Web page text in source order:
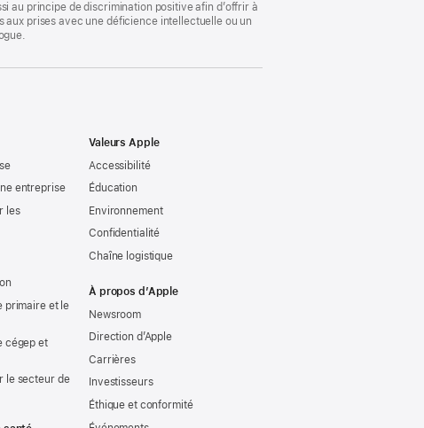
au principe de discrimination positive afin d’offrir à
aux prises avec une déficience intellectuelle ou un
entreprise
les
primaire et le
cégep et
le secteur de
Valeurs Apple
Accessibilité
Éducation
Environnement
Confidentialité
Chaîne logistique
À propos d’Apple
Newsroom
Direction d’Apple
Carrières
Investisseurs
Éthique et conformité